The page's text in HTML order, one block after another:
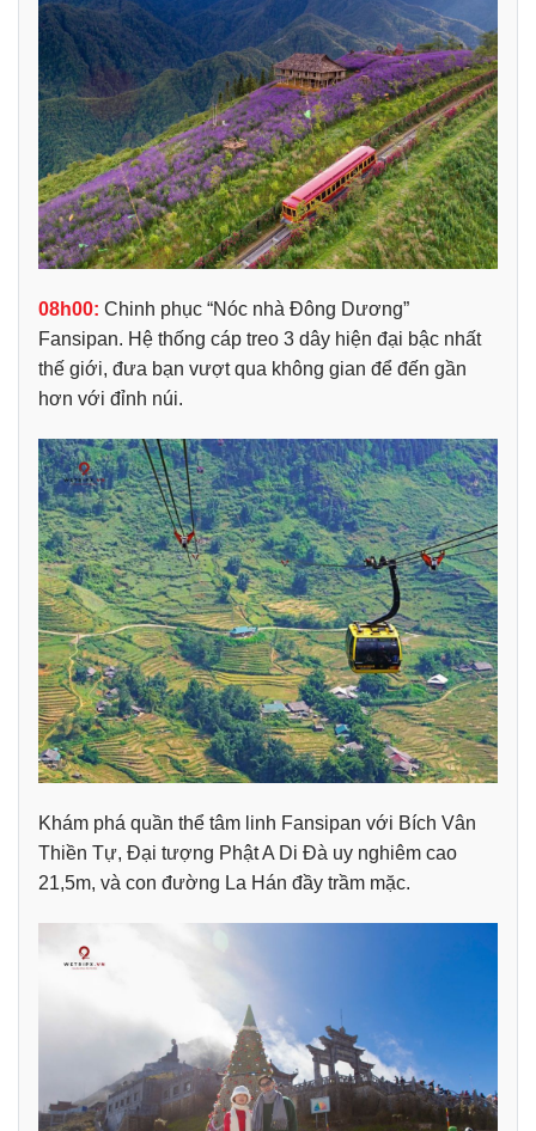
08h00: Chinh phục “Nóc nhà Đông Dương”
Fansipan. Hệ thống cáp treo 3 dây hiện đại bậc nhất
thế giới, đưa bạn vượt qua không gian để đến gần
hơn với đỉnh núi.
Khám phá quần thể tâm linh Fansipan với Bích Vân
Thiền Tự, Đại tượng Phật A Di Đà uy nghiêm cao
21,5m, và con đường La Hán đầy trầm mặc.